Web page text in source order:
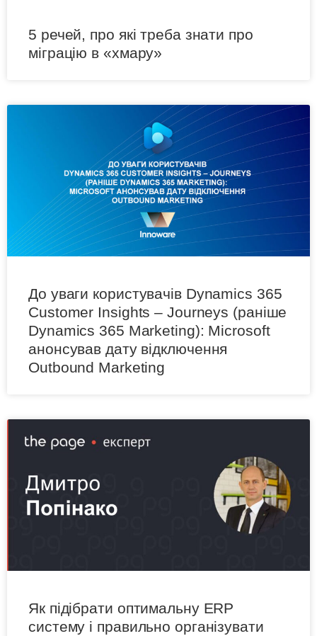
5 речей, про які треба знати про
міграцію в «хмару»
До уваги користувачів Dynamics 365
Customer Insights – Journeys (раніше
Dynamics 365 Marketing): Microsoft
анонсував дату відключення
Outbound Marketing
Як підібрати оптимальну ERP
систему і правильно організувати